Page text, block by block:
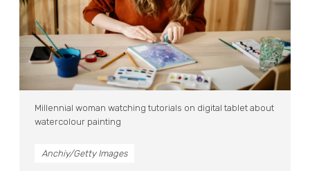
Millennial woman watching tutorials on digital tablet about
watercolour painting
Anchiy/Getty Images